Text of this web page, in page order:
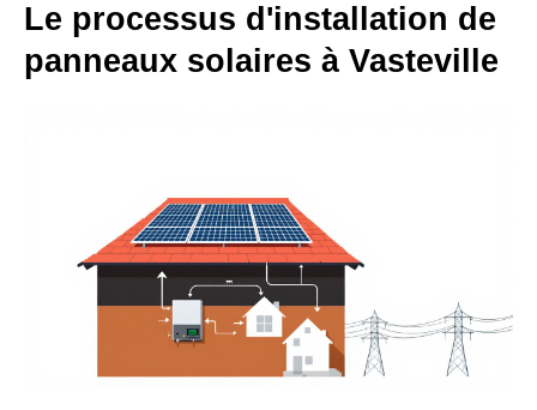
Le processus d'installation de
panneaux solaires à Vasteville